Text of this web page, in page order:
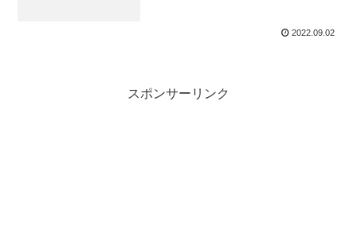
2022.09.02
スポンサーリンク